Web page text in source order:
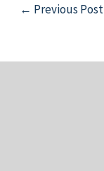
Post
← Previous Post